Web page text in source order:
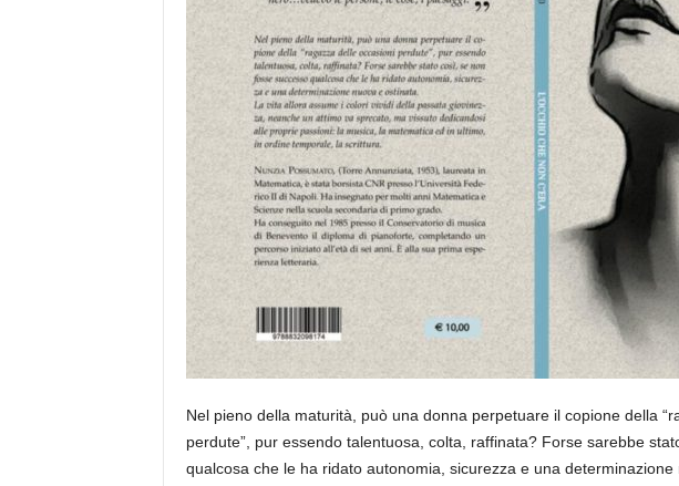
Nel pieno della maturità, può una donna perpetuare il copione della
perdute”, pur essendo talentuosa, colta, raffinata? Forse sarebbe
qualcosa che le ha ridato autonomia, sicurezza e una determinazione